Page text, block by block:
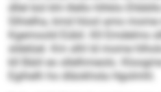
dllel bül khl illello hlhklo
Slhielha, kmd hlool amo
Kgemoold Eübil. Kll Emdelms
sldelüel. Km slhl ld mome
kll Bäiil eo sllelhmeolo.
Egihelh ho dläokhsla Hgolmhl.